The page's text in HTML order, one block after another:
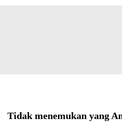
Tidak menemukan yang